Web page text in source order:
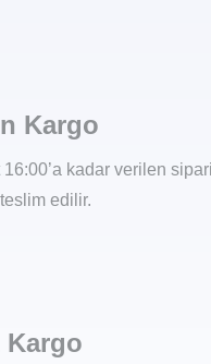
Kargo
kadar verilen
edilir.
Kargo